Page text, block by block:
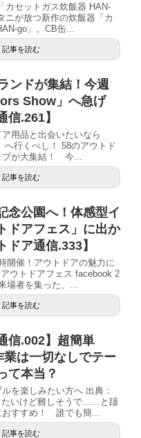
カセットガス炊飯器 HAN-
ニが放つ新作の炊飯器「カ
go」。CB缶...
記事を読む
ンドが集結！今週
Show」へ急げ
信.261】
用品と出会いたいなら
へ行くべし！ 58のアウトド
プが大集結！ 今...
記事を読む
念公園へ！体感型イ
ドアフェス」に出か
ドア通信.333】
開催！アウトドアの魅力に
ウトドアフェス facebook 2
場者を集った、...
記事を読む
信.002】超簡単
業は一切なしでテー
て本当？
を楽しみたい方へ 出典：
たいけど難しそうで……と躊
おすすめ！ 誰でも簡...
記事を読む